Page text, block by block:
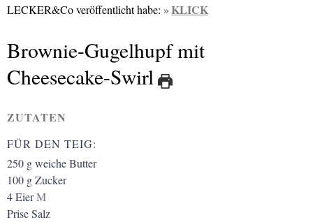
LECKER&Co veröffentlicht habe:
KLICK
Brownie-Gugelhupf mit
Cheesecake-Swirl
ZUTATEN
FÜR DEN TEIG:
250 gweiche Butter
100 gZucker
4EierM
Prise Salz